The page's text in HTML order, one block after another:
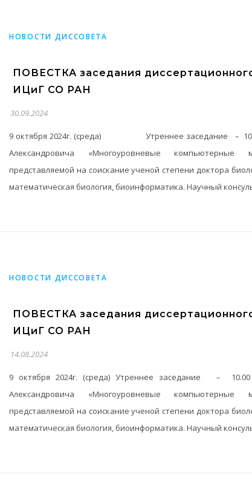
НОВОСТИ ДИССОВЕТА
ПОВЕСТКА заседания
ИЦиГ СО РАН
30.09.2024
9 октября 2024г. (среда) Утреннее заседание –
Александровича «Многоуровневые компьютерные
представляемой на соискание ученой степени доктора
математическая биология, биоинформатика. Научный
НОВОСТИ ДИССОВЕТА
ПОВЕСТКА заседания
ИЦиГ СО РАН
14.08.2024
9 октября 2024г. (среда) Утреннее заседание –
Александровича «Многоуровневые компьютерные
представляемой на соискание ученой степени доктора
математическая биология, биоинформатика. Научный